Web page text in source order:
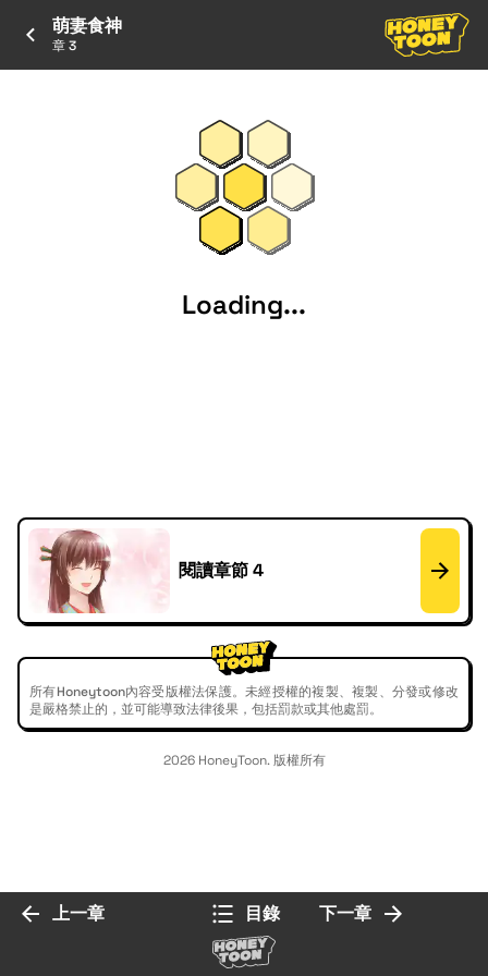
萌妻食神
章 3
Loading...
閱讀章節 4
所有Honeytoon內容受版權法保護。未經授權的複製、複製、分發或修改
是嚴格禁止的，並可能導致法律後果，包括罰款或其他處罰。
2026 HoneyToon. 版權所有
上一章 目錄 下一章